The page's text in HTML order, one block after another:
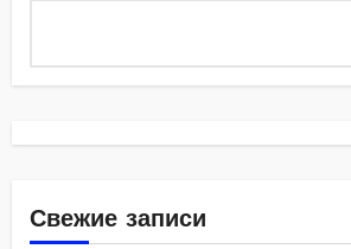
Свежие записи